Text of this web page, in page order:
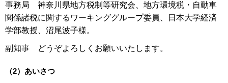
事務局 神奈川県地方税制等研究会、地方環境税・自動車
関係諸税に関するワーキンググループ委員、日本大学経済
学部教授、沼尾波子様。
副知事 どうぞよろしくお願いいたします。
（2）あいさつ